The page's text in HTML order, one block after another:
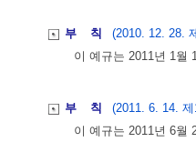
부 칙
(2010. 12. 28.
이 예규는 2011년 1월
부 칙
(2011. 6. 14.
이 예규는 2011년 6월